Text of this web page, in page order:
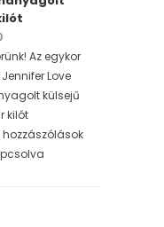
Az egykor
Love
külsejű
kilót
hozzászólások